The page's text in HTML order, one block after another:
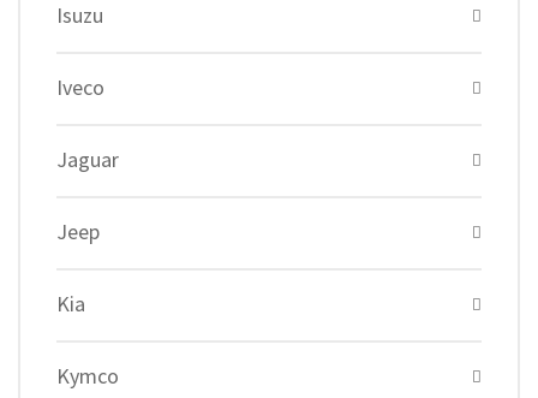
Isuzu
Iveco
Jaguar
Jeep
Kia
Kymco